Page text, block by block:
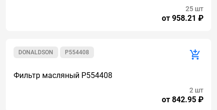
от 958.21 ₽
25 шт
P554408
DONALDSON
Фильтр масляный P554408
от 842.95 ₽
2 шт